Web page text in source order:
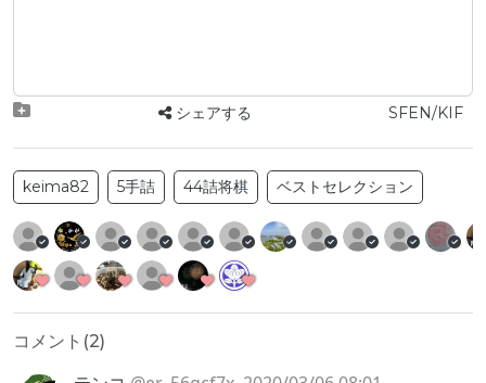
シェアする SFEN/KIF
keima82 5手詰 44詰将棋 ベストセレクション
コメント(2)